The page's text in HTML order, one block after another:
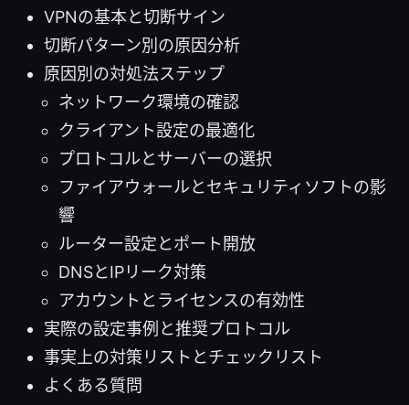
VPNの基本と切断サイン
切断パターン別の原因分析
原因別の対処法ステップ
ネットワーク環境の確認
クライアント設定の最適化
プロトコルとサーバーの選択
ファイアウォールとセキュリティソフトの影
響
ルーター設定とポート開放
DNSとIPリーク対策
アカウントとライセンスの有効性
実際の設定事例と推奨プロトコル
事実上の対策リストとチェックリスト
よくある質問